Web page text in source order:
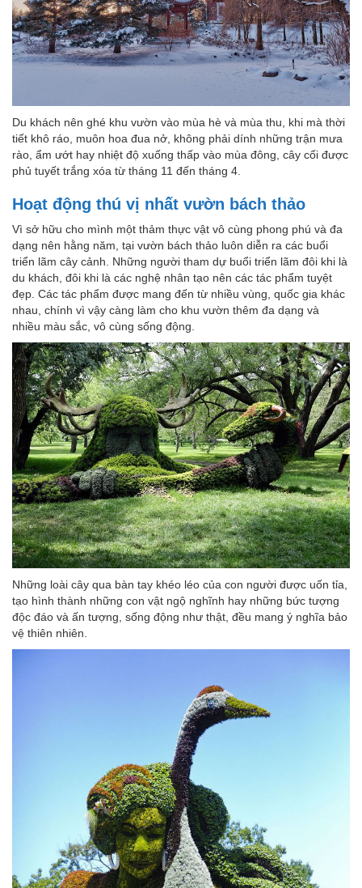
Du khách nên ghé khu vườn vào mùa hè và mùa thu, khi mà thời
tiết khô ráo, muôn hoa đua nở, không phải dính những trận mưa
rào, ẩm ướt hay nhiệt độ xuống thấp vào mùa đông, cây cối được
phủ tuyết trắng xóa từ tháng 11 đến tháng 4.
Hoạt động thú vị nhất vườn bách thảo
Vì sở hữu cho mình một thảm thực vật vô cùng phong phú và đa
dạng nên hằng năm, tại vườn bách thảo luôn diễn ra các buổi
triển lãm cây cảnh. Những người tham dự buổi triển lãm đôi khi là
du khách, đôi khi là các nghệ nhân tạo nên các tác phẩm tuyệt
đẹp. Các tác phẩm được mang đến từ nhiều vùng, quốc gia khác
nhau, chính vì vậy càng làm cho khu vườn thêm đa dạng và
nhiều màu sắc, vô cùng sống động.
Những loài cây qua bàn tay khéo léo của con người được uốn tỉa,
tạo hình thành những con vật ngộ nghĩnh hay những bức tượng
độc đáo và ấn tượng, sống động như thật, đều mang ý nghĩa bảo
vệ thiên nhiên.